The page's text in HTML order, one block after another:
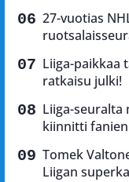
27-vuotias
Liiga-paikkaa
ratkaisu julki!
Liiga-
kiinnitti
Tomek
Liigan